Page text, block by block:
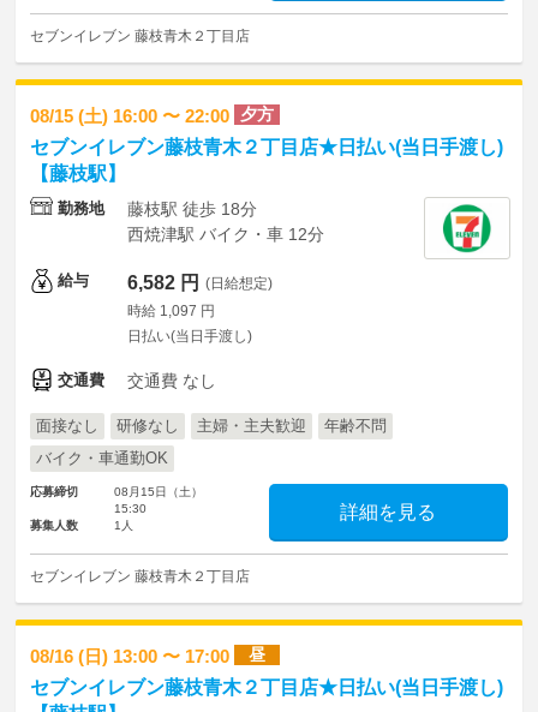
セブンイレブン 藤枝青木２丁目店
08/15 (土) 16:00 〜 22:00 夕方
セブンイレブン藤枝青木２丁目店★日払い(当日手渡し)
【藤枝駅】
勤務地
藤枝駅 徒歩 18分
西焼津駅 バイク・車 12分
給与 6,582 円 (日給想定)
時給 1,097 円
日払い(当日手渡し)
交通費 交通費 なし
面接なし 研修なし 主婦・主夫歓迎
年齢不問
バイク・車通勤OK
応募締切
08月15日（土）
15:30
募集人数
1人
詳細を見る
セブンイレブン 藤枝青木２丁目店
08/16 (日) 13:00 〜 17:00 昼
セブンイレブン藤枝青木２丁目店★日払い(当日手渡し)